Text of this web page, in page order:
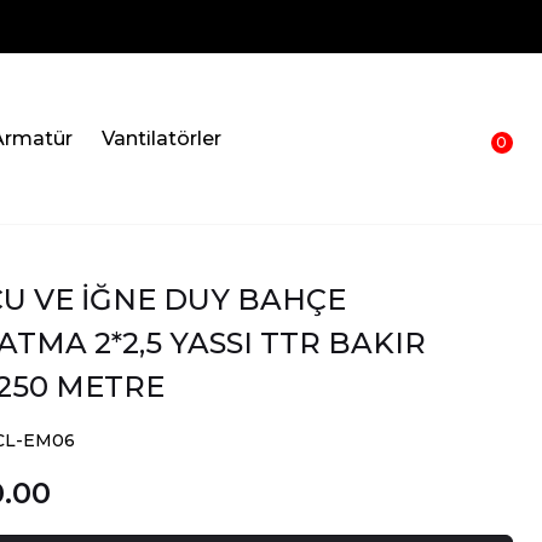
Vantilatörler 0
VE İĞNE DUY BAHÇE
2*2,5 YASSI TTR BAKIR
METRE
EM06